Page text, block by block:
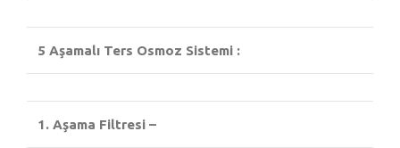
5 Aşamalı Ters Osmoz Sistemi :
1. Aşama Filtresi –